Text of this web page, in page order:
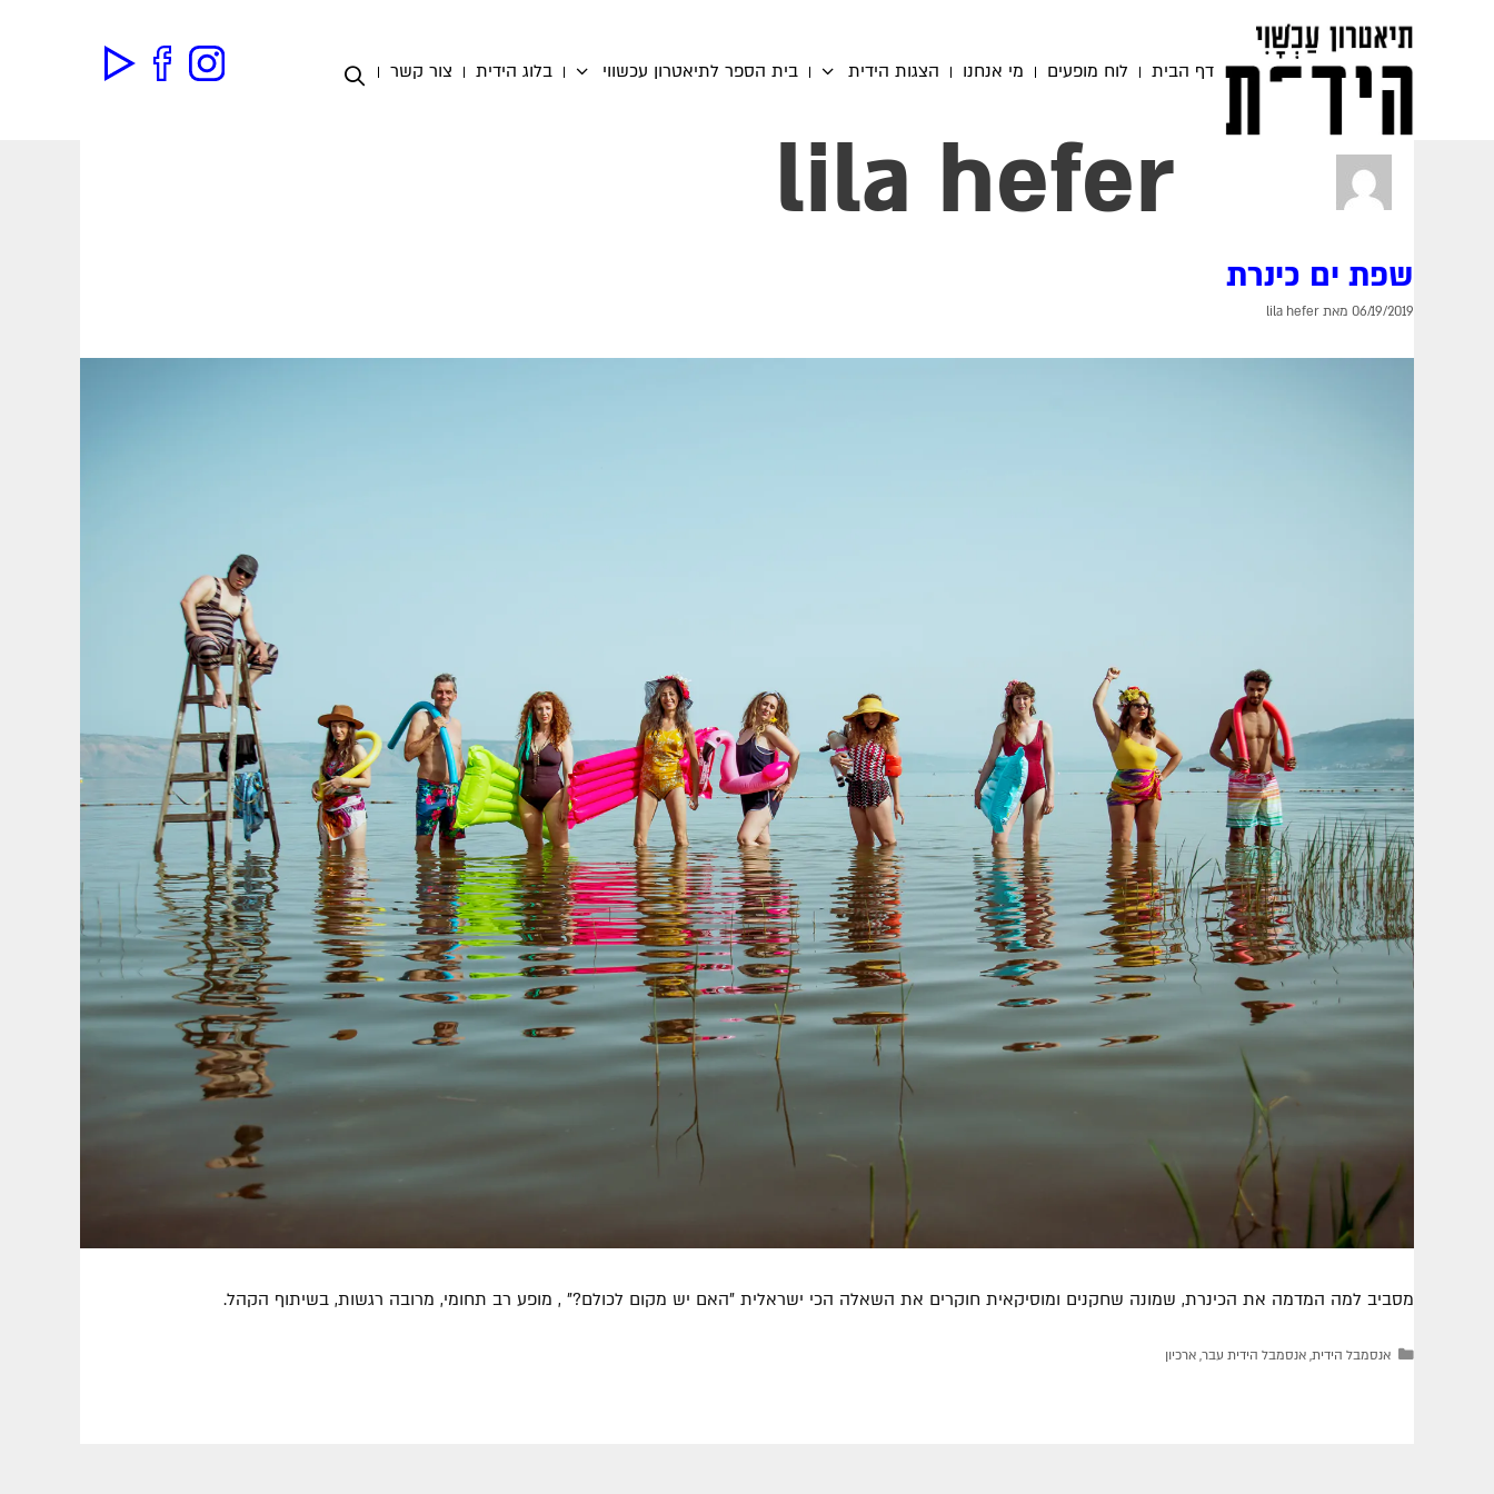
דף הבית לוח מופעים מי אנחנו הצגות הידית בית הספר לתיאטרון עכשווי בלוג הידית צור קשר
lila hefer
שפת ים כינרת
06/19/2019 מאתlila hefer
מסביב למה המדמה את הכינרת, שמונה שחקנים ומוסיקאית חוקרים את השאלה הכי ישראלית "האם יש מקום לכולם?" , מופע רב תחומי, מרובה רגשות, בשיתוף הקהל.
אנסמבל הידית,אנסמבל הידית עבר,ארכיון